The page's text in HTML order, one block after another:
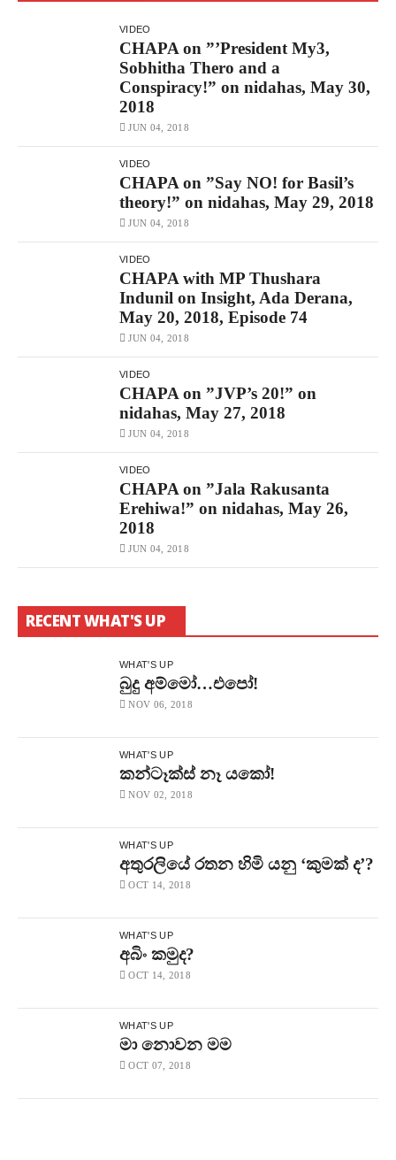
VIDEO
CHAPA on ”’President My3,
Sobhitha Thero and a
Conspiracy!” on nidahas, May 30,
2018
JUN 04, 2018
VIDEO
CHAPA on ”Say NO! for Basil’s
theory!” on nidahas, May 29, 2018
JUN 04, 2018
VIDEO
CHAPA with MP Thushara
Indunil on Insight, Ada Derana,
May 20, 2018, Episode 74
JUN 04, 2018
VIDEO
CHAPA on ”JVP’s 20!” on
nidahas, May 27, 2018
JUN 04, 2018
VIDEO
CHAPA on ”Jala Rakusanta
Erehiwa!” on nidahas, May 26,
2018
JUN 04, 2018
RECENT WHAT'S UP
WHAT'S UP
බුදු අම්මෝ…එපෝ!
NOV 06, 2018
WHAT'S UP
කන්ටෑක්ස් නෑ යකෝ!
NOV 02, 2018
WHAT'S UP
අතුරලියේ රතන හිමි යනු ‘කුමක් ද’?
OCT 14, 2018
WHAT'S UP
අබිං කමුද?
OCT 14, 2018
WHAT'S UP
මා නොවන මම
OCT 07, 2018